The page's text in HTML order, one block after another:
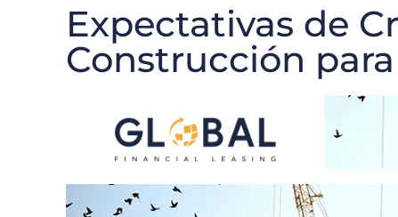
Expectativas de
Construcción